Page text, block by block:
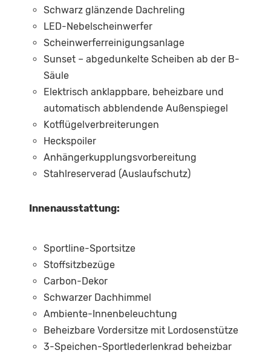
Schwarz glänzende Dachreling
LED-Nebelscheinwerfer
Scheinwerferreinigungsanlage
Sunset – abgedunkelte Scheiben ab der B-
Säule
Elektrisch anklappbare, beheizbare und
automatisch abblendende Außenspiegel
Kotflügelverbreiterungen
Heckspoiler
Anhängerkupplungsvorbereitung
Stahlreserverad (Auslaufschutz)
Innenausstattung:
Sportline-Sportsitze
Stoffsitzbezüge
Carbon-Dekor
Schwarzer Dachhimmel
Ambiente-Innenbeleuchtung
Beheizbare Vordersitze mit Lordosenstütze
3-Speichen-Sportlederlenkrad beheizbar